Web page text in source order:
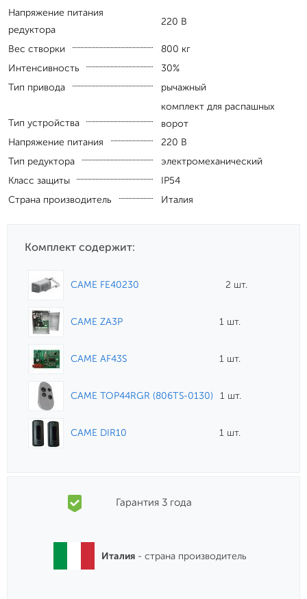
Напряжение питания
редуктора
220 В
Вес створки
800 кг
Интенсивность
30%
Тип привода
рычажный
Тип устройства
комплект для распашных
ворот
Напряжение питания
220 В
Тип редуктора
электромеханический
Класс защиты
IP54
Страна производитель
Италия
Комплект содержит:
CAME FE40230 2 шт.
CAME ZA3P 1 шт.
CAME AF43S 1 шт.
CAME TOP44RGR (806TS-0130) 1 шт.
CAME DIR10 1 шт.
Гарантия 3 года
Италия - страна производитель